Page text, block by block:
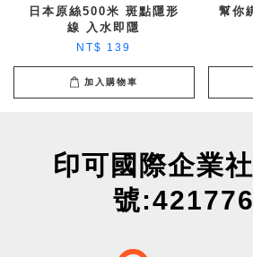
日本原絲500米 斑點隱形
線 入水即隱
NT$ 139
加入購物車
幫你
印可國際企業
號